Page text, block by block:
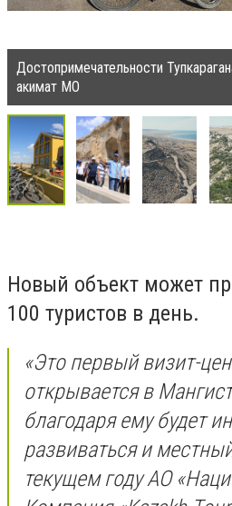
Достопримечательности
акимат МО
Новый объект может
100 туристов в день.
«Это первый визит-
открывается в
благодаря ему будет
развиваться и
текущем году АО